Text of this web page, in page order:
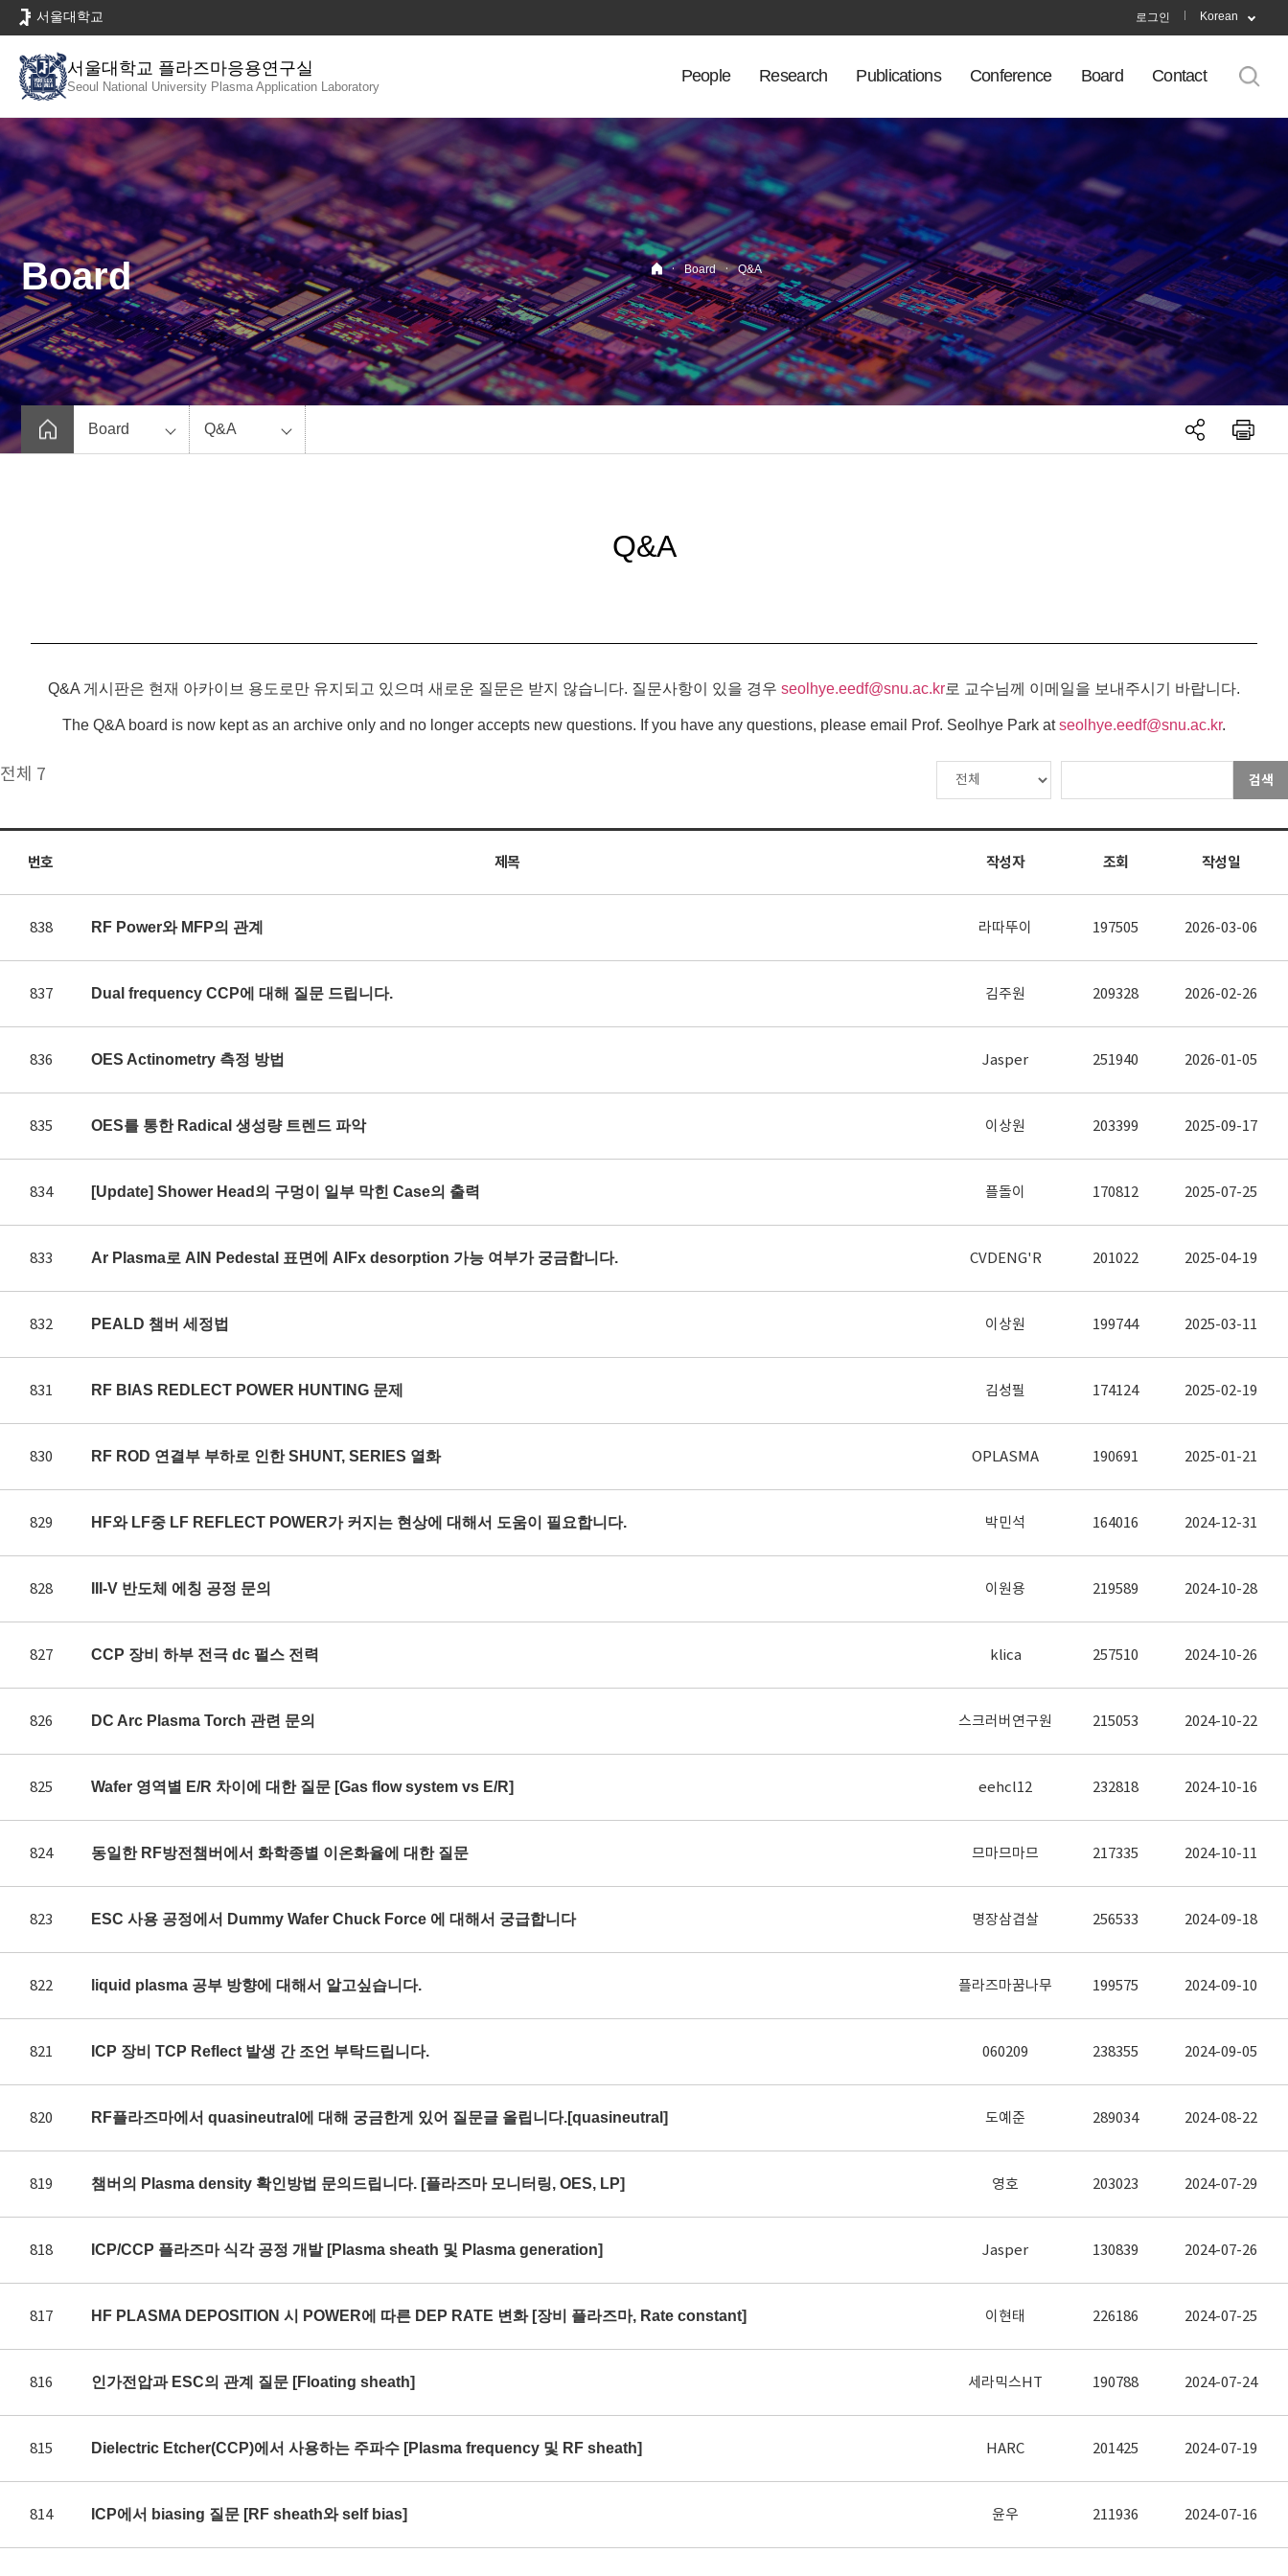
로
뉴
서울대학교 로그인 Korean
서울대학교 플라즈마응용연구실
Seoul National University Plasma Application Laboratory
People Research Publications Conference Board Contact
Board · Board · Q&A
Board Q&A
Q&A
Q&A 게시판은 현재 아카이브 용도로만 유지되고 있으며 새로운 질문은 받지 않습니다. 질문사항이 있을 경우 seolhye.eedf@snu.ac.kr로 교수님께 이메일을 보내주시기 바랍니다.
The Q&A board is now kept as an archive only and no longer accepts new questions. If you have any questions, please email Prof. Seolhye Park atseolhye.eedf@snu.ac.kr.
전체 7 검색
번호 제목 작성자 조회 작성일
838 RF Power와 MFP의 관계 라따뚜이 197505 2026-03-06
837 Dual frequency CCP에 대해 질문 드립니다. 김주원 209328 2026-02-26
836 OES Actinometry 측정 방법 Jasper 251940 2026-01-05
835 OES를 통한 Radical 생성량 트렌드 파악 이상원 203399 2025-09-17
834 [Update] Shower Head의 구멍이 일부 막힌 Case의 출력 플돌이 170812 2025-07-25
833 Ar Plasma로 AlN Pedestal 표면에 AlFx desorption 가능 여부가 궁금합니다. CVDENG'R 201022 2025-04-19
832 PEALD 챔버 세정법 이상원 199744 2025-03-11
831 RF BIAS REDLECT POWER HUNTING 문제 김성필 174124 2025-02-19
830 RF ROD 연결부 부하로 인한 SHUNT, SERIES 열화 OPLASMA 190691 2025-01-21
829 HF와 LF중 LF REFLECT POWER가 커지는 현상에 대해서 도움이 필요합니다. 박민석 164016 2024-12-31
828 III-V 반도체 에칭 공정 문의 이원용 219589 2024-10-28
827 CCP 장비 하부 전극 dc 펄스 전력 klica 257510 2024-10-26
826 DC Arc Plasma Torch 관련 문의 스크러버연구원 215053 2024-10-22
825 Wafer 영역별 E/R 차이에 대한 질문 [Gas flow system vs E/R] eehcl12 232818 2024-10-16
824 동일한 RF방전챔버에서 화학종별 이온화율에 대한 질문 므마므마므 217335 2024-10-11
823 ESC 사용 공정에서 Dummy Wafer Chuck Force 에 대해서 궁급합니다 명장삼겹살 256533 2024-09-18
822 liquid plasma 공부 방향에 대해서 알고싶습니다. 플라즈마꿈나무 199575 2024-09-10
821 ICP 장비 TCP Reflect 발생 간 조언 부탁드립니다. 060209 238355 2024-09-05
820 RF플라즈마에서 quasineutral에 대해 궁금한게 있어 질문글 올립니다.[quasineutral] 도예준 289034 2024-08-22
819 챔버의 Plasma density 확인방법 문의드립니다. [플라즈마 모니터링, OES, LP] 영호 203023 2024-07-29
818 ICP/CCP 플라즈마 식각 공정 개발 [Plasma sheath 및 Plasma generation] Jasper 130839 2024-07-26
817 HF PLASMA DEPOSITION 시 POWER에 따른 DEP RATE 변화 [장비 플라즈마, Rate constant] 이현태 226186 2024-07-25
816 인가전압과 ESC의 관계 질문 [Floating sheath] 세라믹스HT 190788 2024-07-24
815 Dielectric Etcher(CCP)에서 사용하는 주파수 [Plasma frequency 및 RF sheath] HARC 201425 2024-07-19
814 ICP에서 biasing 질문 [RF sheath와 self bias] 윤우 211936 2024-07-16